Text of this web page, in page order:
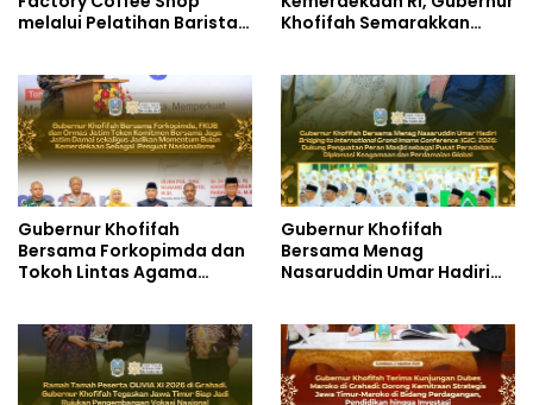
melalui Pelatihan Barista
Cimahi
Khofifah Semarakkan
Bendera Merah Putih Bagi
Masyarakat
Gubernur Khofifah
Bersama Forkopimda dan
Tokoh Lintas Agama
serta Semangat
Kebangsaan
Gubernur Khofifah
Bersama Menag
Nasaruddin Umar Hadiri
Imams Conference_ (IGIC)
2026: Dukung Penguatan
Peran Masjid sebagai
Pusat Peradaban,